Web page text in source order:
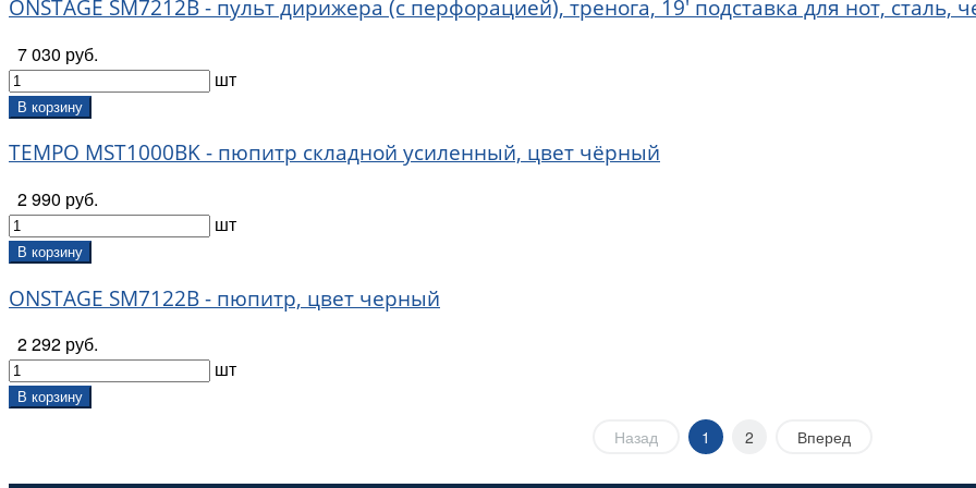
ONSTAGE SM7212B - пульт дирижера (с перфорацией), тренога, 19' подставка для нот, сталь,
7 030 руб.
шт
В корзину
TEMPO MST1000BK - пюпитр складной усиленный, цвет чёрный
2 990 руб.
шт
В корзину
ONSTAGE SM7122B - пюпитр, цвет черный
2 292 руб.
шт
В корзину
Назад 1 2 Вперед